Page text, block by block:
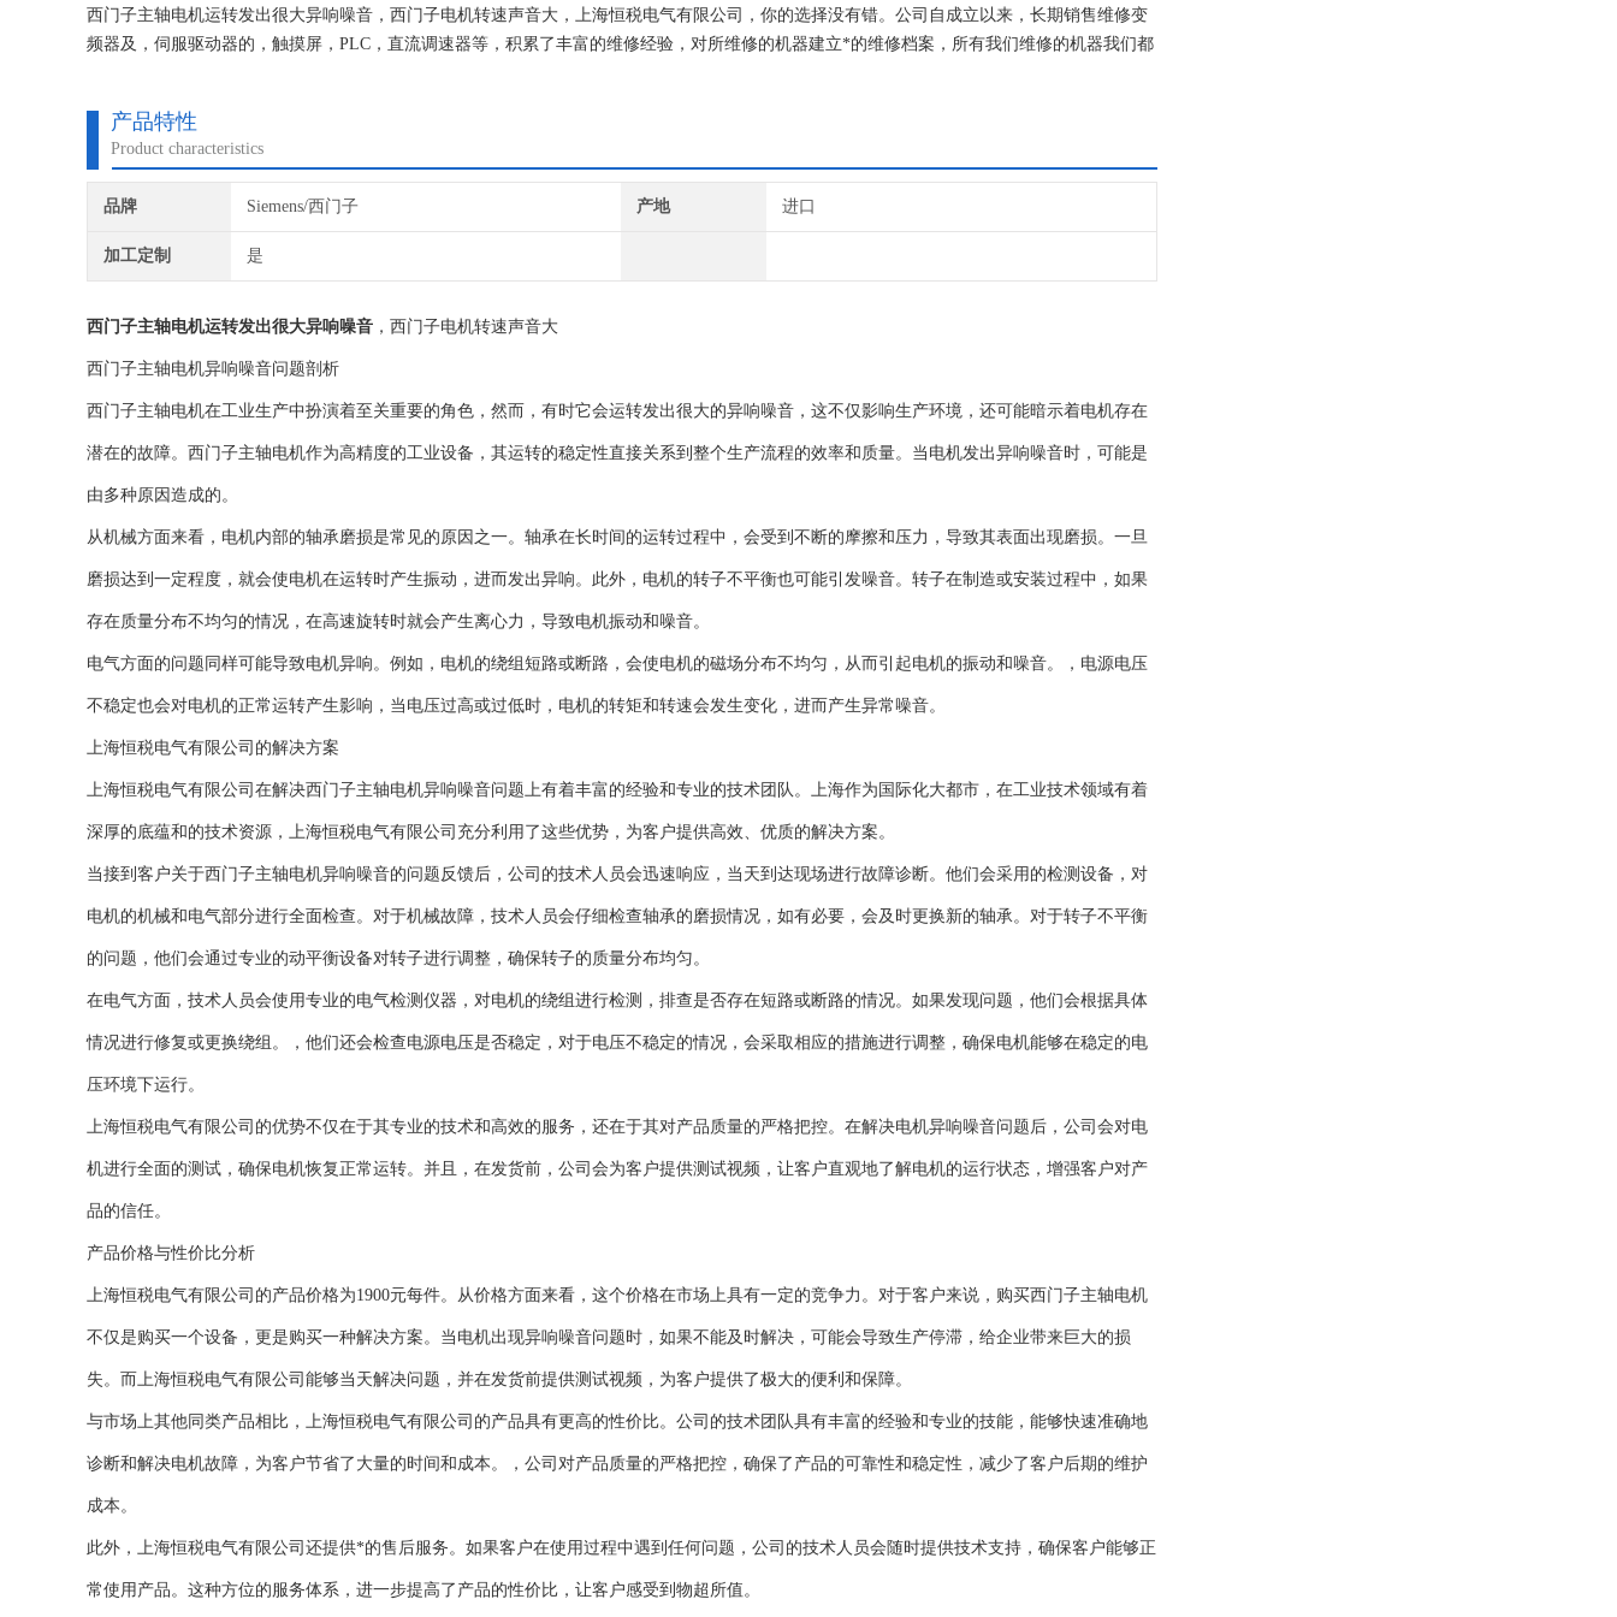
西门子主轴电机运转发出很大异响噪音，西门子电机转速声音大，上海恒税电气有限公司，你的选择没有错。公司自成立以来，长期销售维修变
频器及，伺服驱动器的，触摸屏，PLC，直流调速器等，积累了丰富的维修经验，对所维修的机器建立*的维修档案，所有我们维修的机器我们都
产品特性
Product characteristics
品牌 Siemens/西门子 产地 进口
加工定制 是
西门子主轴电机运转发出很大异响噪音 ，西门子电机转速声音大
西门子主轴电机异响噪音问题剖析
西门子主轴电机在工业生产中扮演着至关重要的角色，然而，有时它会运转发出很大的异响噪音，这不仅影响生产环境，还可能暗示着电机存在
潜在的故障。西门子主轴电机作为高精度的工业设备，其运转的稳定性直接关系到整个生产流程的效率和质量。当电机发出异响噪音时，可能是
由多种原因造成的。
从机械方面来看，电机内部的轴承磨损是常见的原因之一。轴承在长时间的运转过程中，会受到不断的摩擦和压力，导致其表面出现磨损。一旦
磨损达到一定程度，就会使电机在运转时产生振动，进而发出异响。此外，电机的转子不平衡也可能引发噪音。转子在制造或安装过程中，如果
存在质量分布不均匀的情况，在高速旋转时就会产生离心力，导致电机振动和噪音。
电气方面的问题同样可能导致电机异响。例如，电机的绕组短路或断路，会使电机的磁场分布不均匀，从而引起电机的振动和噪音。，电源电压
不稳定也会对电机的正常运转产生影响，当电压过高或过低时，电机的转矩和转速会发生变化，进而产生异常噪音。
上海恒税电气有限公司的解决方案
上海恒税电气有限公司在解决西门子主轴电机异响噪音问题上有着丰富的经验和专业的技术团队。上海作为国际化大都市，在工业技术领域有着
深厚的底蕴和的技术资源，上海恒税电气有限公司充分利用了这些优势，为客户提供高效、优质的解决方案。
当接到客户关于西门子主轴电机异响噪音的问题反馈后，公司的技术人员会迅速响应，当天到达现场进行故障诊断。他们会采用的检测设备，对
电机的机械和电气部分进行全面检查。对于机械故障，技术人员会仔细检查轴承的磨损情况，如有必要，会及时更换新的轴承。对于转子不平衡
的问题，他们会通过专业的动平衡设备对转子进行调整，确保转子的质量分布均匀。
在电气方面，技术人员会使用专业的电气检测仪器，对电机的绕组进行检测，排查是否存在短路或断路的情况。如果发现问题，他们会根据具体
情况进行修复或更换绕组。，他们还会检查电源电压是否稳定，对于电压不稳定的情况，会采取相应的措施进行调整，确保电机能够在稳定的电
压环境下运行。
上海恒税电气有限公司的优势不仅在于其专业的技术和高效的服务，还在于其对产品质量的严格把控。在解决电机异响噪音问题后，公司会对电
机进行全面的测试，确保电机恢复正常运转。并且，在发货前，公司会为客户提供测试视频，让客户直观地了解电机的运行状态，增强客户对产
品的信任。
产品价格与性价比分析
上海恒税电气有限公司的产品价格为1900元每件。从价格方面来看，这个价格在市场上具有一定的竞争力。对于客户来说，购买西门子主轴电机
不仅是购买一个设备，更是购买一种解决方案。当电机出现异响噪音问题时，如果不能及时解决，可能会导致生产停滞，给企业带来巨大的损
失。而上海恒税电气有限公司能够当天解决问题，并在发货前提供测试视频，为客户提供了极大的便利和保障。
与市场上其他同类产品相比，上海恒税电气有限公司的产品具有更高的性价比。公司的技术团队具有丰富的经验和专业的技能，能够快速准确地
诊断和解决电机故障，为客户节省了大量的时间和成本。，公司对产品质量的严格把控，确保了产品的可靠性和稳定性，减少了客户后期的维护
成本。
此外，上海恒税电气有限公司还提供*的售后服务。如果客户在使用过程中遇到任何问题，公司的技术人员会随时提供技术支持，确保客户能够正
常使用产品。这种方位的服务体系，进一步提高了产品的性价比，让客户感受到物超所值。